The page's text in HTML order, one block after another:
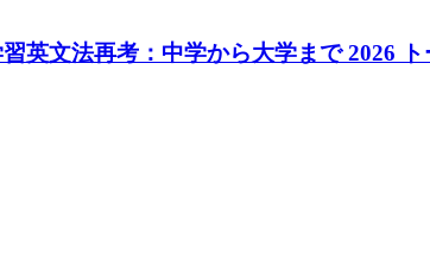
英文法再考：中学から大学まで 2026